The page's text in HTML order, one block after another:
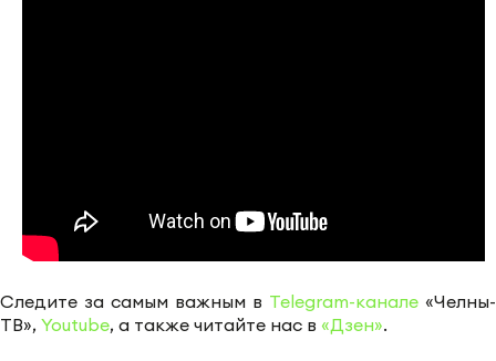
Следите за самым важным в Telegram-канале «Челны-
ТВ», Youtube, а также читайте нас в «Дзен».